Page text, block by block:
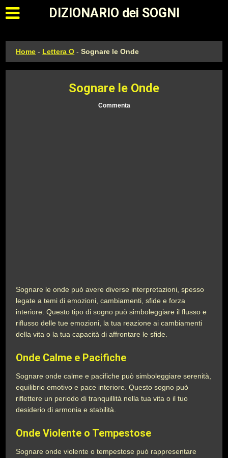
Apri il menu principale
DIZIONARIO dei SOGNI
Home - Lettera O -Sognare le Onde
Sognare le Onde
Commenta
Sognare le onde può avere diverse interpretazioni, spesso
legate a temi di emozioni, cambiamenti, sfide e forza
interiore. Questo tipo di sogno può simboleggiare il flusso e
riflusso delle tue emozioni, la tua reazione ai cambiamenti
della vita o la tua capacità di affrontare le sfide.
Onde Calme e Pacifiche
Sognare onde calme e pacifiche può simboleggiare serenità,
equilibrio emotivo e pace interiore. Questo sogno può
riflettere un periodo di tranquillità nella tua vita o il tuo
desiderio di armonia e stabilità.
Onde Violente o Tempestose
Sognare onde violente o tempestose può rappresentare